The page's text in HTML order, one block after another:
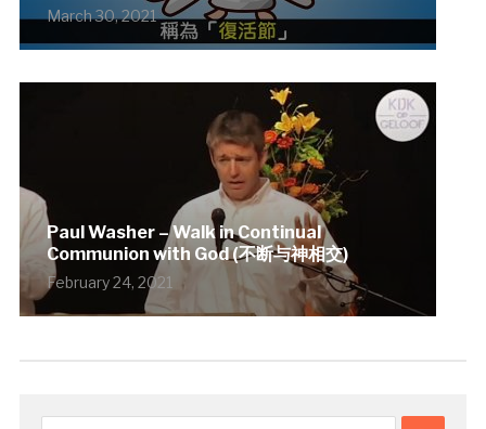
March 30, 2021
Paul Washer – Walk in Continual
Communion with God (不断与神相交)
February 24, 2021